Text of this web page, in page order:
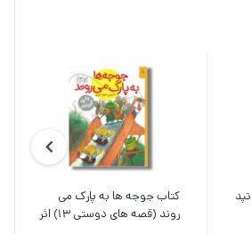
کتاب جوجه ها به پارک می
روند (قصه های دوستی 13) اثر